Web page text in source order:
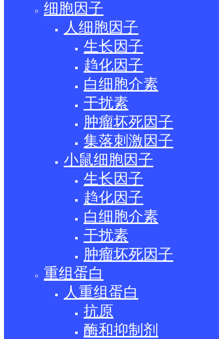
细胞因子
人细胞因子
生长因子
趋化因子
白细胞介素
干扰素
肿瘤坏死因子
集落刺激因子
小鼠细胞因子
生长因子
趋化因子
白细胞介素
干扰素
肿瘤坏死因子
重组蛋白
人重组蛋白
抗原
酶和抑制剂